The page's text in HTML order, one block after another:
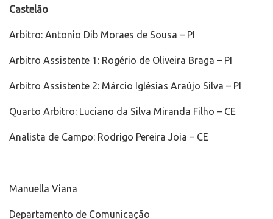
Castelão
Arbitro: Antonio Dib Moraes de Sousa – PI
Arbitro Assistente 1: Rogério de Oliveira Braga – PI
Arbitro Assistente 2: Márcio Iglésias Araújo Silva – PI
Quarto Arbitro: Luciano da Silva Miranda Filho – CE
Analista de Campo: Rodrigo Pereira Joia – CE
Manuella Viana
Departamento de Comunicação